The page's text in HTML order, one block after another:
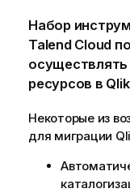
Набор
Talend Cloud
ресурсов в
Некоторые из
для миграции